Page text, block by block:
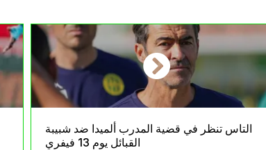
التاس تنظر في قضية المدرب ألميدا ضد شبيبة
القبائل يوم 13 فيفري